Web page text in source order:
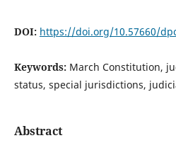
DOI: https://doi.org/10.57660/
Keywords: March Constitution,
status, special jurisdictions,
Abstract